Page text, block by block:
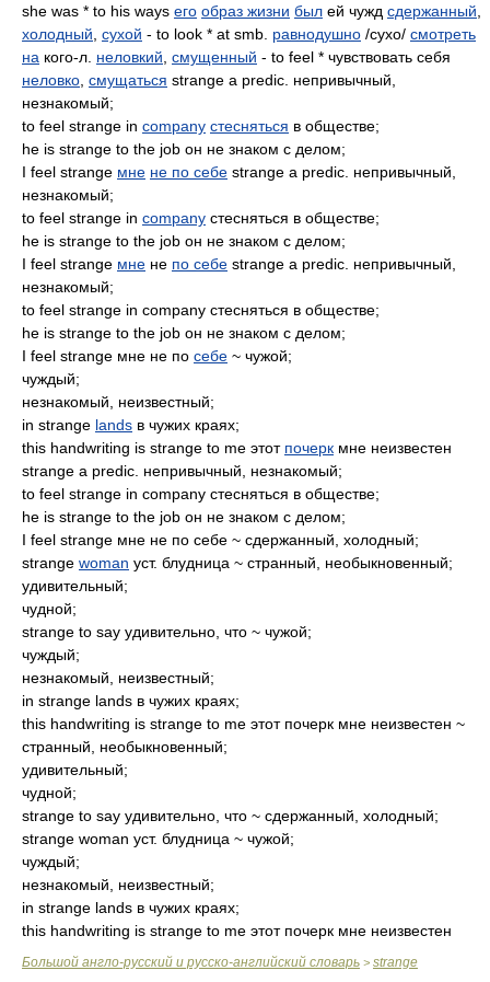
she was * to his ways его образ жизни был ей чужд сдержанный
холодный сухой - to look * at smb. равнодушно /сухо/ смотреть
на кого-л. неловкий смущенный - to feel * чувствовать себя
неловко смущаться strange a predic. непривычный,
незнакомый;
to feel strange in company стесняться в обществе;
he is strange to the job он не знаком с делом;
I feel strange мне не по себе strange a predic. непривычный,
незнакомый;
to feel strange in company стесняться в обществе;
he is strange to the job он не знаком с делом;
I feel strange мне не по себе strange a predic. непривычный,
незнакомый;
to feel strange in company стесняться в обществе;
he is strange to the job он не знаком с делом;
I feel strange мне не по себе ~ чужой;
чуждый;
незнакомый, неизвестный;
in strange lands в чужих краях;
this handwriting is strange to me этот почерк мне неизвестен
strange a predic. непривычный, незнакомый;
to feel strange in company стесняться в обществе;
he is strange to the job он не знаком с делом;
I feel strange мне не по себе ~ сдержанный, холодный;
strange woman уст. блудница ~ странный, необыкновенный;
удивительный;
чудной;
strange to say удивительно, что ~ чужой;
чуждый;
незнакомый, неизвестный;
in strange lands в чужих краях;
this handwriting is strange to me этот почерк мне неизвестен ~
странный, необыкновенный;
удивительный;
чудной;
strange to say удивительно, что ~ сдержанный, холодный;
strange woman уст. блудница ~ чужой;
чуждый;
незнакомый, неизвестный;
in strange lands в чужих краях;
this handwriting is strange to me этот почерк мне неизвестен
Большой англо-русский и русско-английский словарь > strange